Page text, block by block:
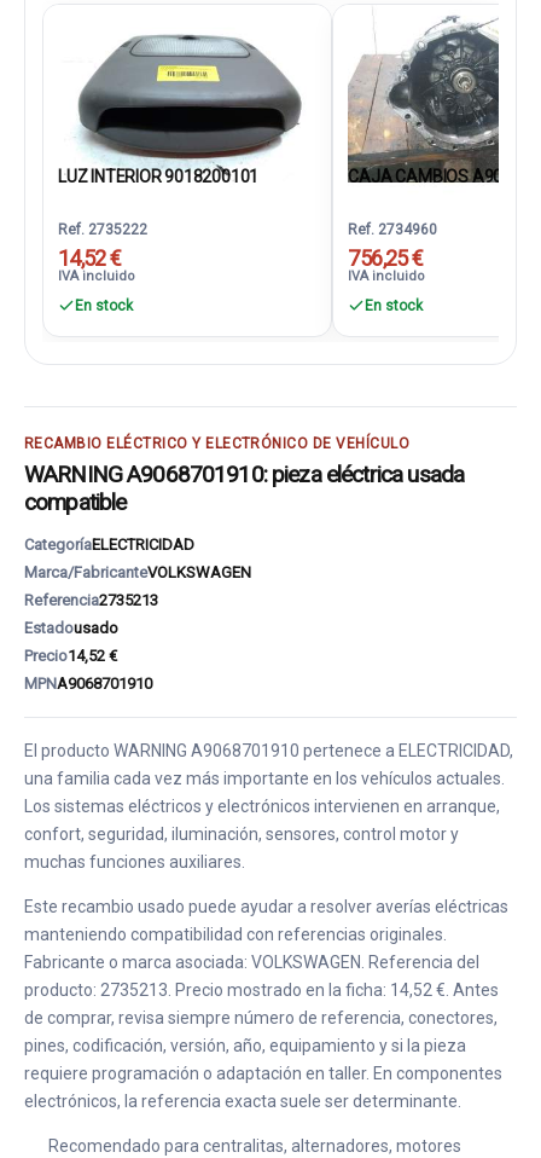
LUZ INTERIOR 9018200101
Ref. 2735222
14,52 €
IVA incluido
En stock
CAJA CAMBIOS
Ref. 2734960
756,25 €
IVA incluido
En stock
RECAMBIO ELÉCTRICO Y ELECTRÓNICO DE VEHÍCULO
WARNING A9068701910: pieza eléctrica usada
compatible
CategoríaELECTRICIDAD
Marca/FabricanteVOLKSWAGEN
Referencia2735213
Estadousado
Precio14,52 €
MPNA9068701910
El producto WARNING A9068701910 pertenece a ELECTRICIDAD,
una familia cada vez más importante en los vehículos actuales.
Los sistemas eléctricos y electrónicos intervienen en arranque,
confort, seguridad, iluminación, sensores, control motor y
muchas funciones auxiliares.
Este recambio usado puede ayudar a resolver averías eléctricas
manteniendo compatibilidad con referencias originales.
Fabricante o marca asociada: VOLKSWAGEN. Referencia del
producto: 2735213. Precio mostrado en la ficha: 14,52 €. Antes
de comprar, revisa siempre número de referencia, conectores,
pines, codificación, versión, año, equipamiento y si la pieza
requiere programación o adaptación en taller. En componentes
electrónicos, la referencia exacta suele ser determinante.
Recomendado para centralitas, alternadores, motores